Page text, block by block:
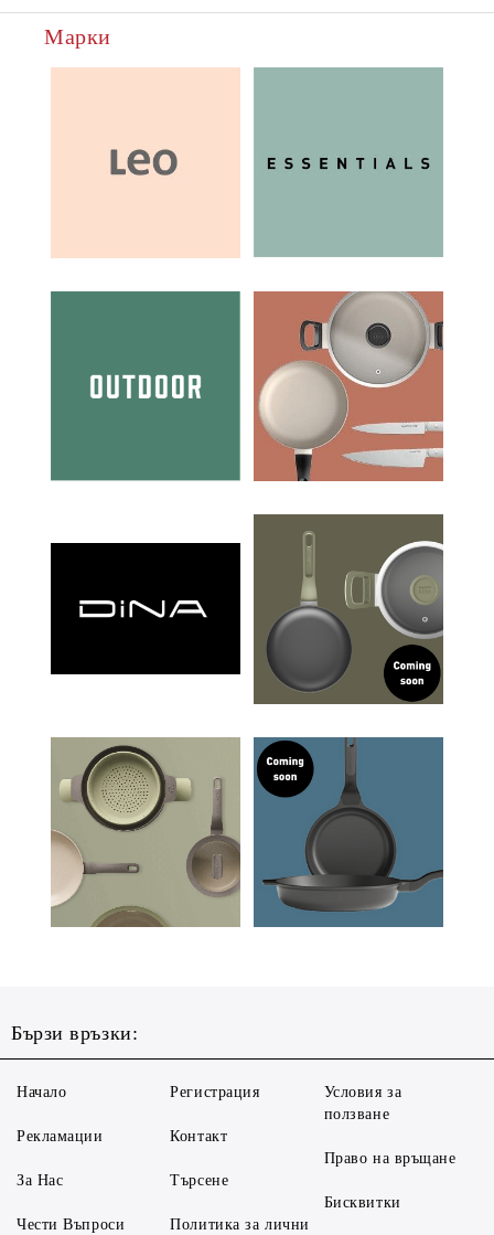
Марки
Бързи връзки:
Начало
Рекламации
За Нас
Чести Въпроси
Регистрация
Контакт
Търсене
Политика за лични
Условия за
ползване
Право на връщане
Бисквитки